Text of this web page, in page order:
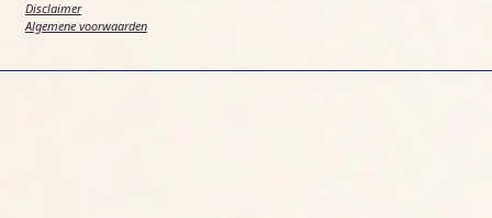
Disclaimer
Algemene voorwaarden